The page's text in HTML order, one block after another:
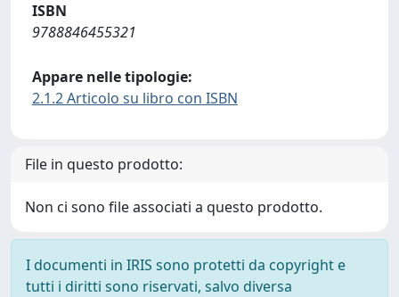
ISBN
9788846455321
Appare nelle tipologie:
2.1.2 Articolo su libro con ISBN
File in questo prodotto:
Non ci sono file associati a questo prodotto.
I documenti in IRIS sono protetti da copyright e
tutti i diritti sono riservati, salvo diversa